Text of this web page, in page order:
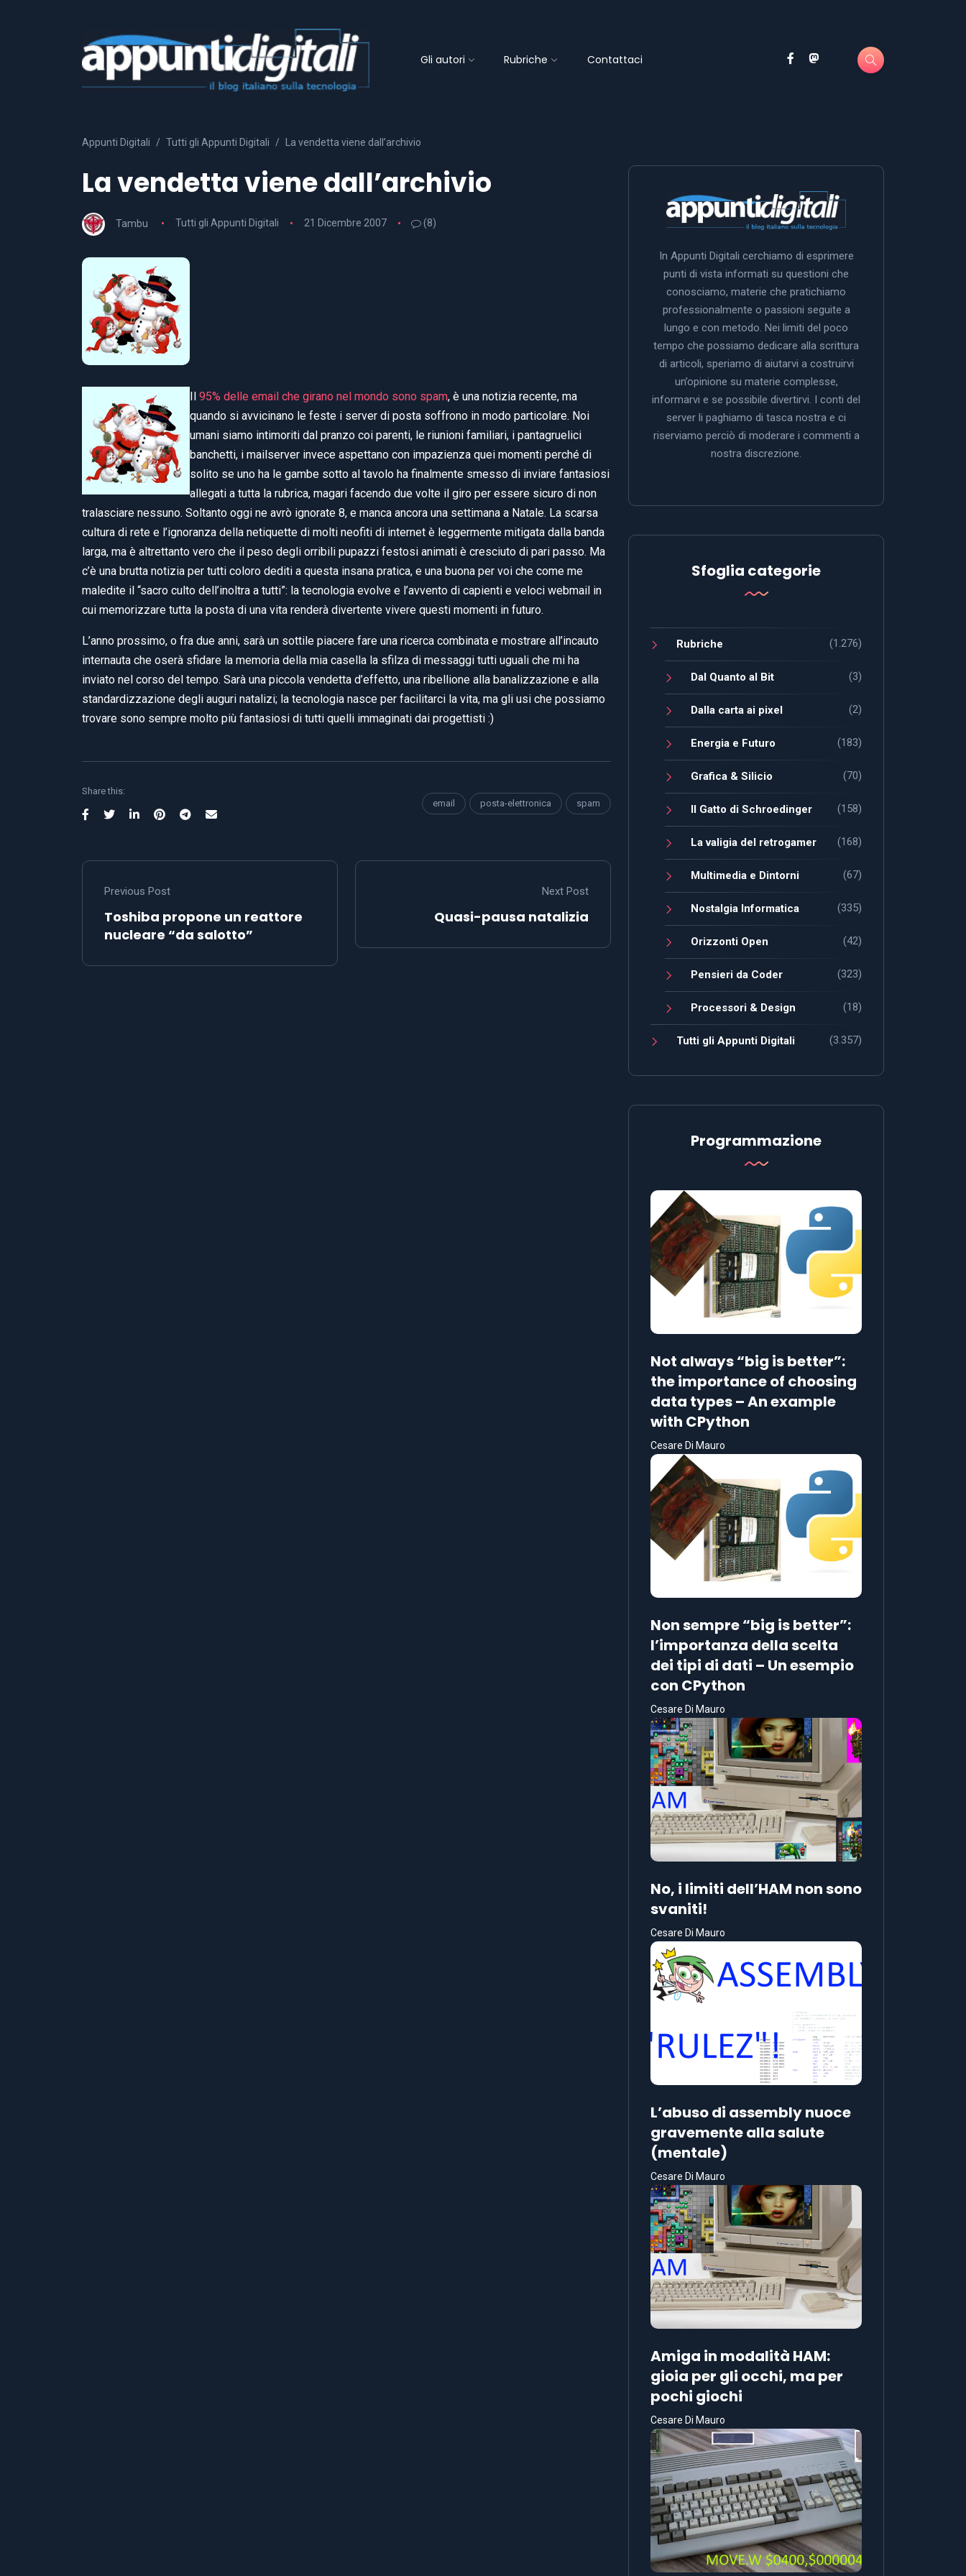
Gli autori Rubriche Contattaci
Appunti Digitali Tutti gli Appunti Digitali La vendetta viene dall’archivio
La vendetta viene dall’archivio
Tambu Tutti gli Appunti Digitali 21 Dicembre 2007 (8)
Il 95% delle email che girano nel mondo sono spam, è una notizia recente, ma
quando si avvicinano le feste i server di posta soffrono in modo particolare. Noi
umani siamo intimoriti dal pranzo coi parenti, le riunioni familiari, i pantagruelici
banchetti, i mailserver invece aspettano con impazienza quei momenti perché di
solito se uno ha le gambe sotto al tavolo ha finalmente smesso di inviare fantasiosi
allegati a tutta la rubrica, magari facendo due volte il giro per essere sicuro di non
tralasciare nessuno. Soltanto oggi ne avrò ignorate 8, e manca ancora una settimana a Natale. La scarsa
cultura di rete e l’ignoranza della netiquette di molti neofiti di internet è leggermente mitigata dalla banda
larga, ma è altrettanto vero che il peso degli orribili pupazzi festosi animati è cresciuto di pari passo. Ma
c’è una brutta notizia per tutti coloro dediti a questa insana pratica, e una buona per voi che come me
maledite il “sacro culto dell’inoltra a tutti”: la tecnologia evolve e l’avvento di capienti e veloci webmail in
cui memorizzare tutta la posta di una vita renderà divertente vivere questi momenti in futuro.
L’anno prossimo, o fra due anni, sarà un sottile piacere fare una ricerca combinata e mostrare all’incauto
internauta che oserà sfidare la memoria della mia casella la sfilza di messaggi tutti uguali che mi ha
inviato nel corso del tempo. Sarà una piccola vendetta d’effetto, una ribellione alla banalizzazione e alla
standardizzazione degli auguri natalizi; la tecnologia nasce per facilitarci la vita, ma gli usi che possiamo
trovare sono sempre molto più fantasiosi di tutti quelli immaginati dai progettisti :)
Share this:
email
posta-elettronica spam
Previous Post
Toshiba propone un reattore
nucleare “da salotto”
Next Post
Quasi-pausa natalizia
In Appunti Digitali cerchiamo di esprimere
punti di vista informati su questioni che
conosciamo, materie che pratichiamo
professionalmente o passioni seguite a
lungo e con metodo. Nei limiti del poco
tempo che possiamo dedicare alla scrittura
di articoli, speriamo di aiutarvi a costruirvi
un’opinione su materie complesse,
informarvi e se possibile divertirvi. I conti del
server li paghiamo di tasca nostra e ci
riserviamo perciò di moderare i commenti a
nostra discrezione.
Sfoglia categorie
Rubriche (1.276)
Dal Quanto al Bit (3)
Dalla carta ai pixel (2)
Energia e Futuro (183)
Grafica & Silicio (70)
Il Gatto di Schroedinger (158)
La valigia del retrogamer (168)
Multimedia e Dintorni (67)
Nostalgia Informatica (335)
Orizzonti Open (42)
Pensieri da Coder (323)
Processori & Design (18)
Tutti gli Appunti Digitali (3.357)
Programmazione
Not always “big is better”:
the importance of choosing
data types – An example
with CPython
Cesare Di Mauro
Non sempre “big is better”:
l’importanza della scelta
dei tipi di dati – Un esempio
con CPython
Cesare Di Mauro
No, i limiti dell’HAM non sono
svaniti!
Cesare Di Mauro
L’abuso di assembly nuoce
gravemente alla salute
(mentale)
Cesare Di Mauro
Amiga in modalità HAM:
gioia per gli occhi, ma per
pochi giochi
Cesare Di Mauro